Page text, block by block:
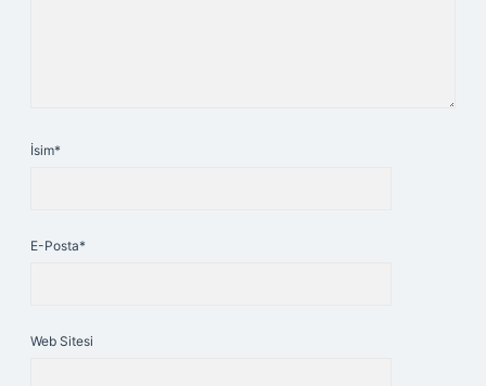
İsim*
E-Posta*
Web Sitesi